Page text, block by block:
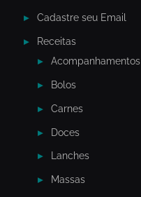
Cadastre seu Email
Receitas
Acompanhamentos
Bolos
Carnes
Doces
Lanches
Massas